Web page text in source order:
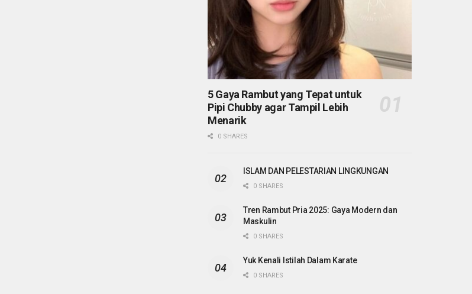
5 Gaya Rambut yang Tepat untuk
Pipi Chubby agar Tampil Lebih
Menarik
0 SHARES
ISLAM DAN PELESTARIAN LINGKUNGAN
0 SHARES
Tren Rambut Pria 2025: Gaya Modern dan
Maskulin
0 SHARES
Yuk Kenali Istilah Dalam Karate
0 SHARES